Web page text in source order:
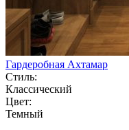
Гардеробная Ахтамар
Стиль:
Классический
Цвет:
Темный